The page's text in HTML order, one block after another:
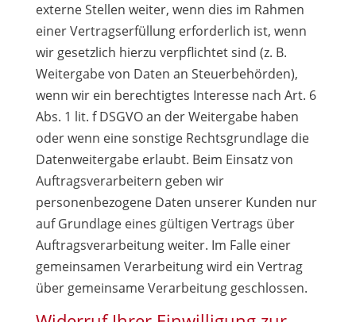
externe Stellen weiter, wenn dies im Rahmen
einer Vertragserfüllung erforderlich ist, wenn
wir gesetzlich hierzu verpflichtet sind (z. B.
Weitergabe von Daten an Steuerbehörden),
wenn wir ein berechtigtes Interesse nach Art. 6
Abs. 1 lit. f DSGVO an der Weitergabe haben
oder wenn eine sonstige Rechtsgrundlage die
Datenweitergabe erlaubt. Beim Einsatz von
Auftragsverarbeitern geben wir
personenbezogene Daten unserer Kunden nur
auf Grundlage eines gültigen Vertrags über
Auftragsverarbeitung weiter. Im Falle einer
gemeinsamen Verarbeitung wird ein Vertrag
über gemeinsame Verarbeitung geschlossen.